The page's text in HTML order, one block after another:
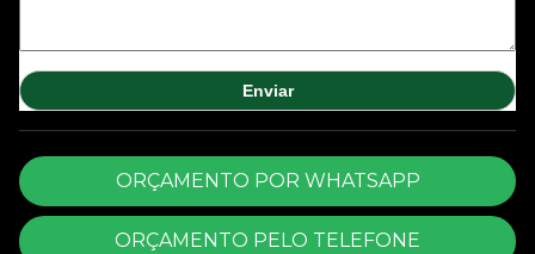
ORÇAMENTO POR WHATSAPP
ORÇAMENTO PELO TELEFONE